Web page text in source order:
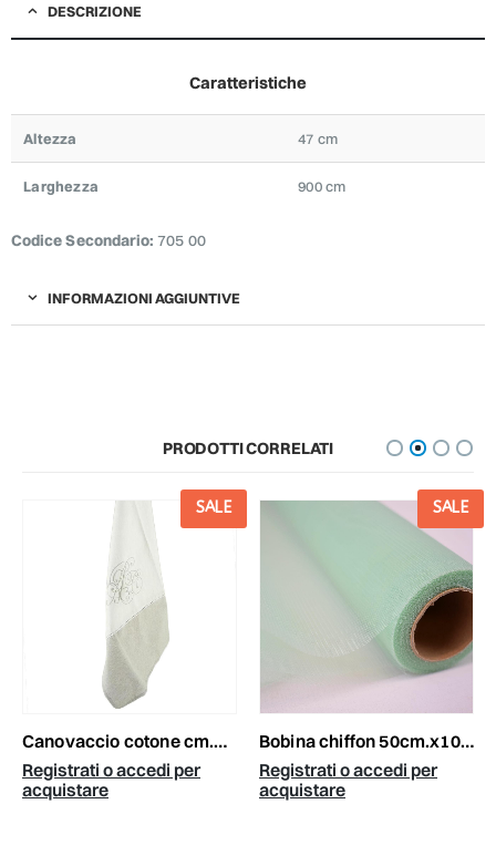
DESCRIZIONE
Caratteristiche
Altezza 47 cm
Larghezza 900 cm
Codice Secondario: 705 00
INFORMAZIONI AGGIUNTIVE
PRODOTTI CORRELATI
SALE
canovaccio cotone cm.45x70 bianco/grigio rt
Registrati o accedi per
acquistare
SALE
bobina chiffon 50cm.x10mt verde
Registrati o accedi per
acquistare